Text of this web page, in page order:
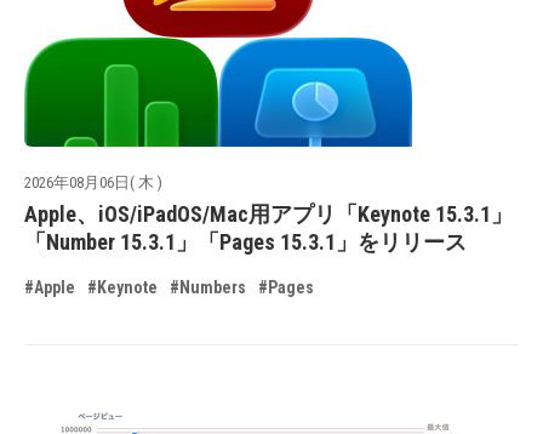
2026年08月06日( 木 )
Apple、iOS/iPadOS/Mac用アプリ「Keynote 15.3.1」
「Number 15.3.1」「Pages 15.3.1」をリリース
#Apple #Keynote #Numbers #Pages